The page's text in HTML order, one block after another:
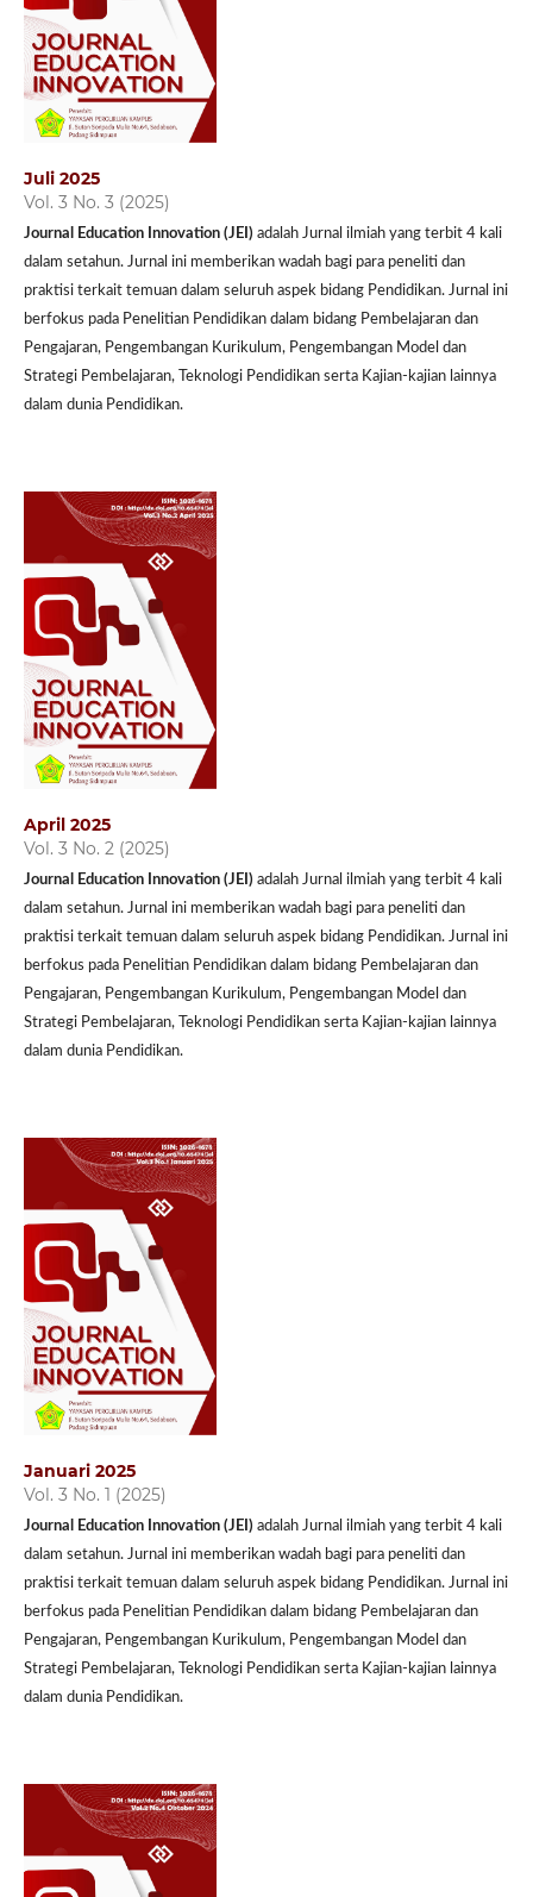
Juli 2025
Vol. 3 No. 3 (2025)
Journal Education Innovation (JEI) adalah Jurnal ilmiah yang terbit 4 kali
dalam setahun. Jurnal ini memberikan wadah bagi para peneliti dan
praktisi terkait temuan dalam seluruh aspek bidang Pendidikan. Jurnal ini
berfokus pada Penelitian Pendidikan dalam bidang Pembelajaran dan
Pengajaran, Pengembangan Kurikulum, Pengembangan Model dan
Strategi Pembelajaran, Teknologi Pendidikan serta Kajian-kajian lainnya
dalam dunia Pendidikan.
April 2025
Vol. 3 No. 2 (2025)
Journal Education Innovation (JEI) adalah Jurnal ilmiah yang terbit 4 kali
dalam setahun. Jurnal ini memberikan wadah bagi para peneliti dan
praktisi terkait temuan dalam seluruh aspek bidang Pendidikan. Jurnal ini
berfokus pada Penelitian Pendidikan dalam bidang Pembelajaran dan
Pengajaran, Pengembangan Kurikulum, Pengembangan Model dan
Strategi Pembelajaran, Teknologi Pendidikan serta Kajian-kajian lainnya
dalam dunia Pendidikan.
Januari 2025
Vol. 3 No. 1 (2025)
Journal Education Innovation (JEI) adalah Jurnal ilmiah yang terbit 4 kali
dalam setahun. Jurnal ini memberikan wadah bagi para peneliti dan
praktisi terkait temuan dalam seluruh aspek bidang Pendidikan. Jurnal ini
berfokus pada Penelitian Pendidikan dalam bidang Pembelajaran dan
Pengajaran, Pengembangan Kurikulum, Pengembangan Model dan
Strategi Pembelajaran, Teknologi Pendidikan serta Kajian-kajian lainnya
dalam dunia Pendidikan.